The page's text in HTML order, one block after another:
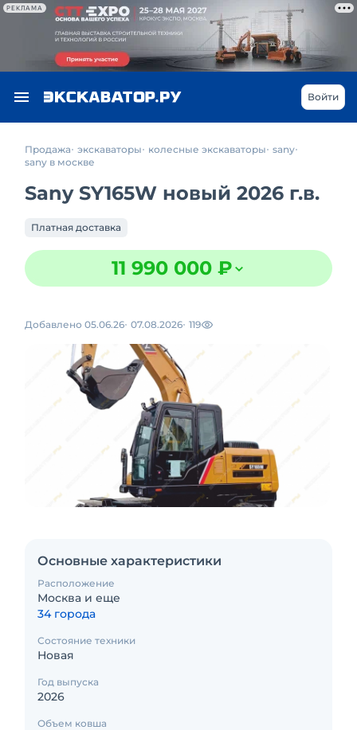
РЕКЛАМА
Войти
Продажа экскаваторы колесные экскаваторы sany
sany в москве
Sany SY165W новый 2026 г.в.
Платная доставка
11 990 000 ₽
Добавлено 05.06.26 07.08.2026 119
Основные характеристики
Расположение
Москва и еще
34 города
Состояние техники
Новая
Год выпуска
2026
Объем ковша